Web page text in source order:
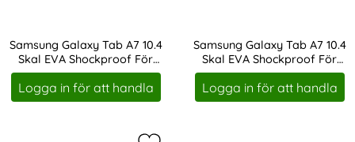
Samsung Galaxy Tab A7 10.4
Skal EVA Shockproof För
Barn Svart
Art. nr 18956
Logga in för att handla
Samsung Galaxy Tab A7 10.4
Skal EVA Shockproof För
Barn Lila
Art. nr 18958
Logga in för att handla